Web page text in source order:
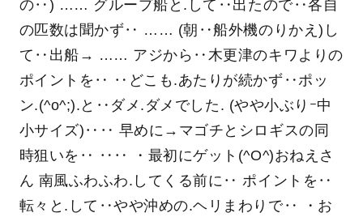
の‥) …… グループ船と.して‥出たので‥各自
の匹数は聞かず‥ …… (朝‥船外機のりかえ)し
て‥出船→ …… アジから‥木更津のキワよりの
ポイントを‥ ‥どこも.あたりが続かず‥ポッ
ン.(^o^;).と‥ダメ.ダメでした. (やや小ぶりｰ中
小サイズ)‥‥ 早めに→マゴチとシロギスの同
時狙いを‥ ‥‥ ・最初にゲット(^O^)おねえさ
ん 南風ふわふわ.してくる前に‥ ポイントを‥
転々と.して‥やや沖めの.ヘリまわりで‥ ・お